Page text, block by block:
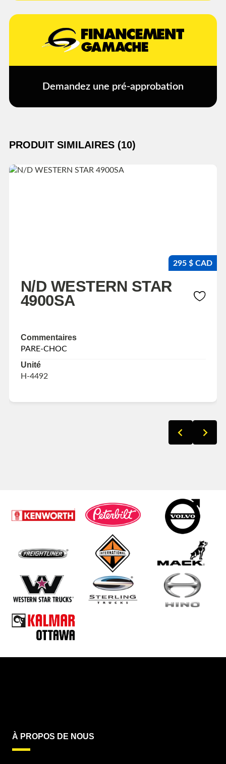
Demandez une pré-approbation
PRODUIT SIMILAIRES (10)
295 $ CAD
N/D WESTERN STAR
4900SA
Commentaires
PARE-CHOC
Unité
H-4492
À PROPOS DE NOUS